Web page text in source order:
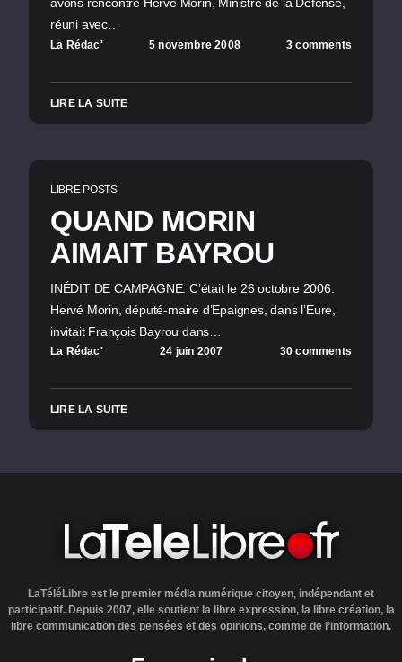
avons rencontré Hervé Morin, Ministre de la Défense,
réuni avec…
La Rédac' 5 novembre 2008 3 comments
LIRE LA SUITE
LIBRE POSTS
QUAND MORIN
AIMAIT BAYROU
INÉDIT DE CAMPAGNE. C’était le 26 octobre 2006.
Hervé Morin, député-maire d’Epaignes, dans l’Eure,
invitait François Bayrou dans…
La Rédac' 24 juin 2007 30 comments
LIRE LA SUITE
LaTéléLibre est le premier média numérique citoyen, indépendant et
participatif. Depuis 2007, elle soutient la libre expression, la libre création, la
libre communication des pensées et des opinions, comme de l’information.